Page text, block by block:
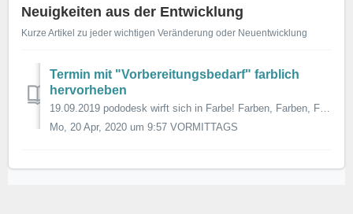
Neuigkeiten aus der Entwicklung
Kurze Artikel zu jeder wichtigen Veränderung oder Neuentwicklung
Termin mit "Vorbereitungsbedarf" farblich
hervorheben
19.09.2019 pododesk wirft sich in Farbe! Farben, Farben, Farben ... Wer hätte 2015, als wir unser projekt pododesk starteten wohl gedacht, dass das der ...
Mo, 20 Apr, 2020 um 9:57 VORMITTAGS